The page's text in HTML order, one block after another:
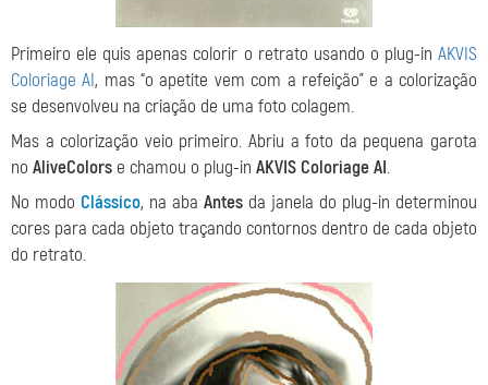
Primeiro ele quis apenas colorir o retrato usando o plug-in AKVIS
Coloriage AI, mas “o apetite vem com a refeição” e a colorização
se desenvolveu na criação de uma foto colagem.
Mas a colorização veio primeiro. Abriu a foto da pequena garota
no AliveColors e chamou o plug-in AKVIS Coloriage AI.
No modo Clássico, na aba Antes da janela do plug-in determinou
cores para cada objeto traçando contornos dentro de cada objeto
do retrato.